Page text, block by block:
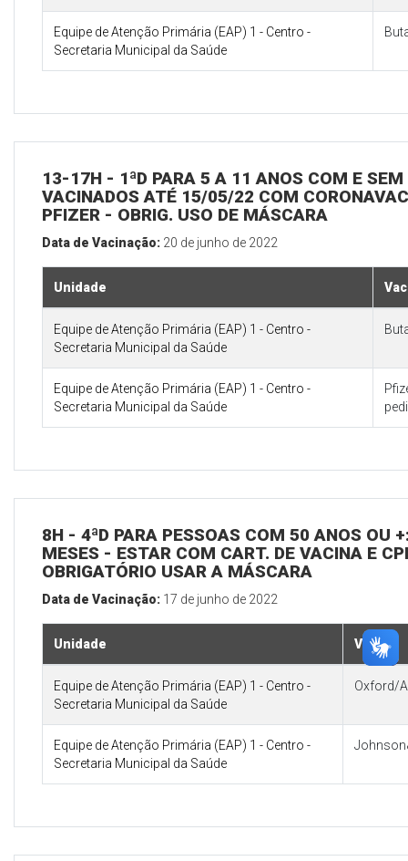
Equipe de Atenção Primária (EAP) 1 - Centro -
Secretaria Municipal da Saúde
13-17H - 1ªD PARA 5 A 11 ANOS COM E SEM
VACINADOS ATÉ 15/05/22 COM
PFIZER - OBRIG. USO DE MÁSCARA
Data de Vacinação: 20 de junho de 2022
Unidade
Equipe de Atenção Primária (EAP) 1 - Centro -
Secretaria Municipal da Saúde
Equipe de Atenção Primária (EAP) 1 - Centro -
Secretaria Municipal da Saúde
8H - 4ªD PARA PESSOAS COM 50 ANOS OU
MESES - ESTAR COM CART. DE VACINA E
OBRIGATÓRIO USAR A MÁSCARA
Data de Vacinação: 17 de junho de 2022
Unidade Vacina
Equipe de Atenção Primária (EAP) 1 - Centro -
Secretaria Municipal da Saúde
Oxford/
Equipe de Atenção Primária (EAP) 1 - Centro -
Secretaria Municipal da Saúde